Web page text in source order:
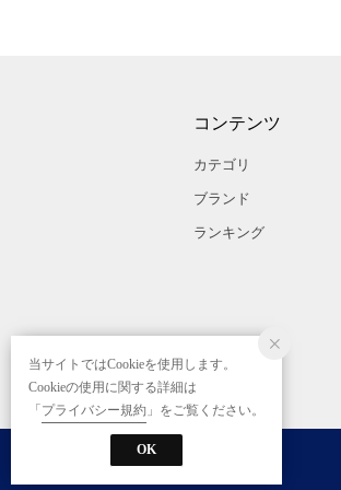
コンテンツ
カテゴリ
ブランド
ランキング
当サイトではCookieを使用します。
Cookieの使用に関する詳細は
「 プライバシー規約 」をご覧ください。
OK